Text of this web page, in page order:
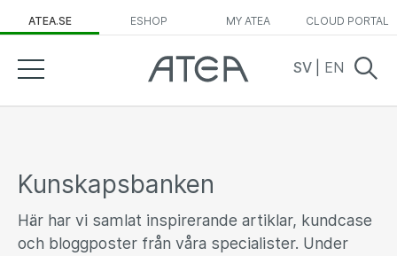
ATEA.SE ESHOP MY ATEA CLOUD PORTAL
SV EN
Kunskapsbanken
Här har vi samlat inspirerande artiklar, kundcase
och bloggposter från våra specialister. Under